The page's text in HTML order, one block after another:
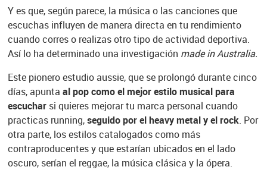
Y es que, según parece, la música o las canciones que
escuchas influyen de manera directa en tu rendimiento
cuando corres o realizas otro tipo de actividad deportiva.
Así lo ha determinado una investigación made in Australia.
Este pionero estudio aussie, que se prolongó durante cinco
días, apunta al pop como el mejor estilo musical para
escuchar si quieres mejorar tu marca personal cuando
practicas running,seguido por el heavy metal y el rock. Por
otra parte, los estilos catalogados como más
contraproducentes y que estarían ubicados en el lado
oscuro, serían el reggae, la música clásica y la ópera.